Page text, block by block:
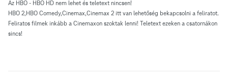
Az HBO - HBO HD nem lehet és teletext nincsen!
HBO 2,HBO Comedy,Cinemax,Cinemax 2 itt van lehetőség bekapcsolni a feliratot.
Feliratos filmek inkább a Cinemaxon szoktak lenni! Teletext ezeken a csatornákon
sincs!